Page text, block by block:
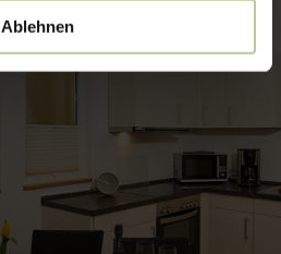
Ablehnen